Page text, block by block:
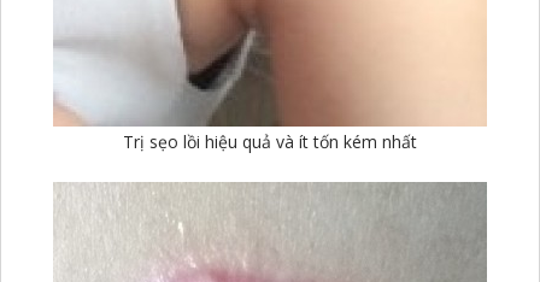
Trị sẹo lồi hiệu quả và ít tốn kém nhất